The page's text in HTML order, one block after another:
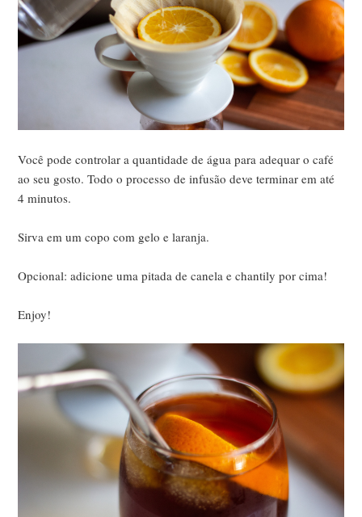
Você pode controlar a quantidade de água para adequar o café
ao seu gosto. Todo o processo de infusão deve terminar em até
4 minutos.
Sirva em um copo com gelo e laranja.
Opcional: adicione uma pitada de canela e chantily por cima!
Enjoy!